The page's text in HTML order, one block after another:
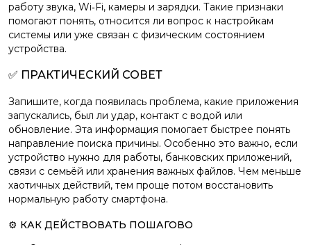
работу звука, Wi‑Fi, камеры и зарядки. Такие признаки
помогают понять, относится ли вопрос к настройкам
системы или уже связан с физическим состоянием
устройства.
✅ ПРАКТИЧЕСКИЙ СОВЕТ
Запишите, когда появилась проблема, какие приложения
запускались, был ли удар, контакт с водой или
обновление. Эта информация помогает быстрее понять
направление поиска причины. Особенно это важно, если
устройство нужно для работы, банковских приложений,
связи с семьёй или хранения важных файлов. Чем меньше
хаотичных действий, тем проще потом восстановить
нормальную работу смартфона.
⚙️ КАК ДЕЙСТВОВАТЬ ПОШАГОВО